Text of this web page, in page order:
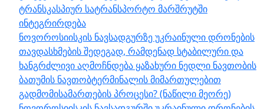
ტრანსკასპიურ სატრანსპორტო მარშრუტში
ინტეგრირდება
ნოვოროსიისკის ნავსადგურზე უკრაინული დრონების
თავდასხმების შედეგად, რამდენად სტაბილური და
ხანგრძლივი აღმოჩნდება ყაზახური ნედლი ნავთობის
ბათუმის ნავთობტერმინალის მიმართულებით
გადმომისამართების პროცესი? (ნაწილი მეორე)